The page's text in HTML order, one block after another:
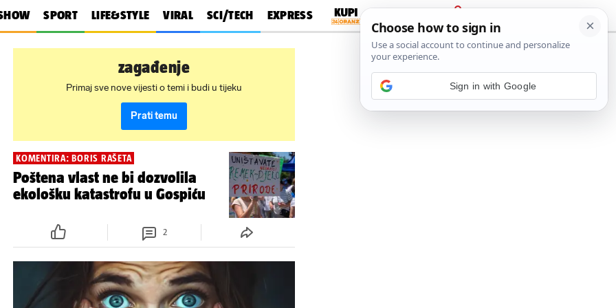
SPORT LIFE&STYLE VIRAL SCI/TECH EXPRESS
PRIJAVA
zagađenje
Primaj sve nove vijesti o temi i budi u tijeku
Prati temu
KOMENTIRA: BORIS RAŠETA
Poštena vlast ne bi dozvolila
ekološku katastrofu u Gospiću
2
Sign in with Google